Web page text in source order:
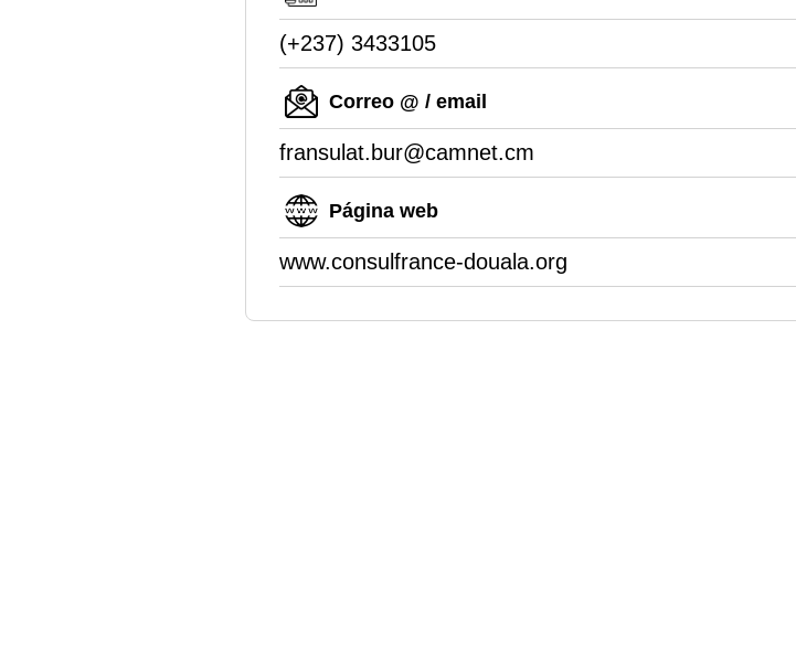
(+237) 3433105
Correo @ / email
fransulat.bur@camnet.cm
Página web
www.consulfrance-douala.org